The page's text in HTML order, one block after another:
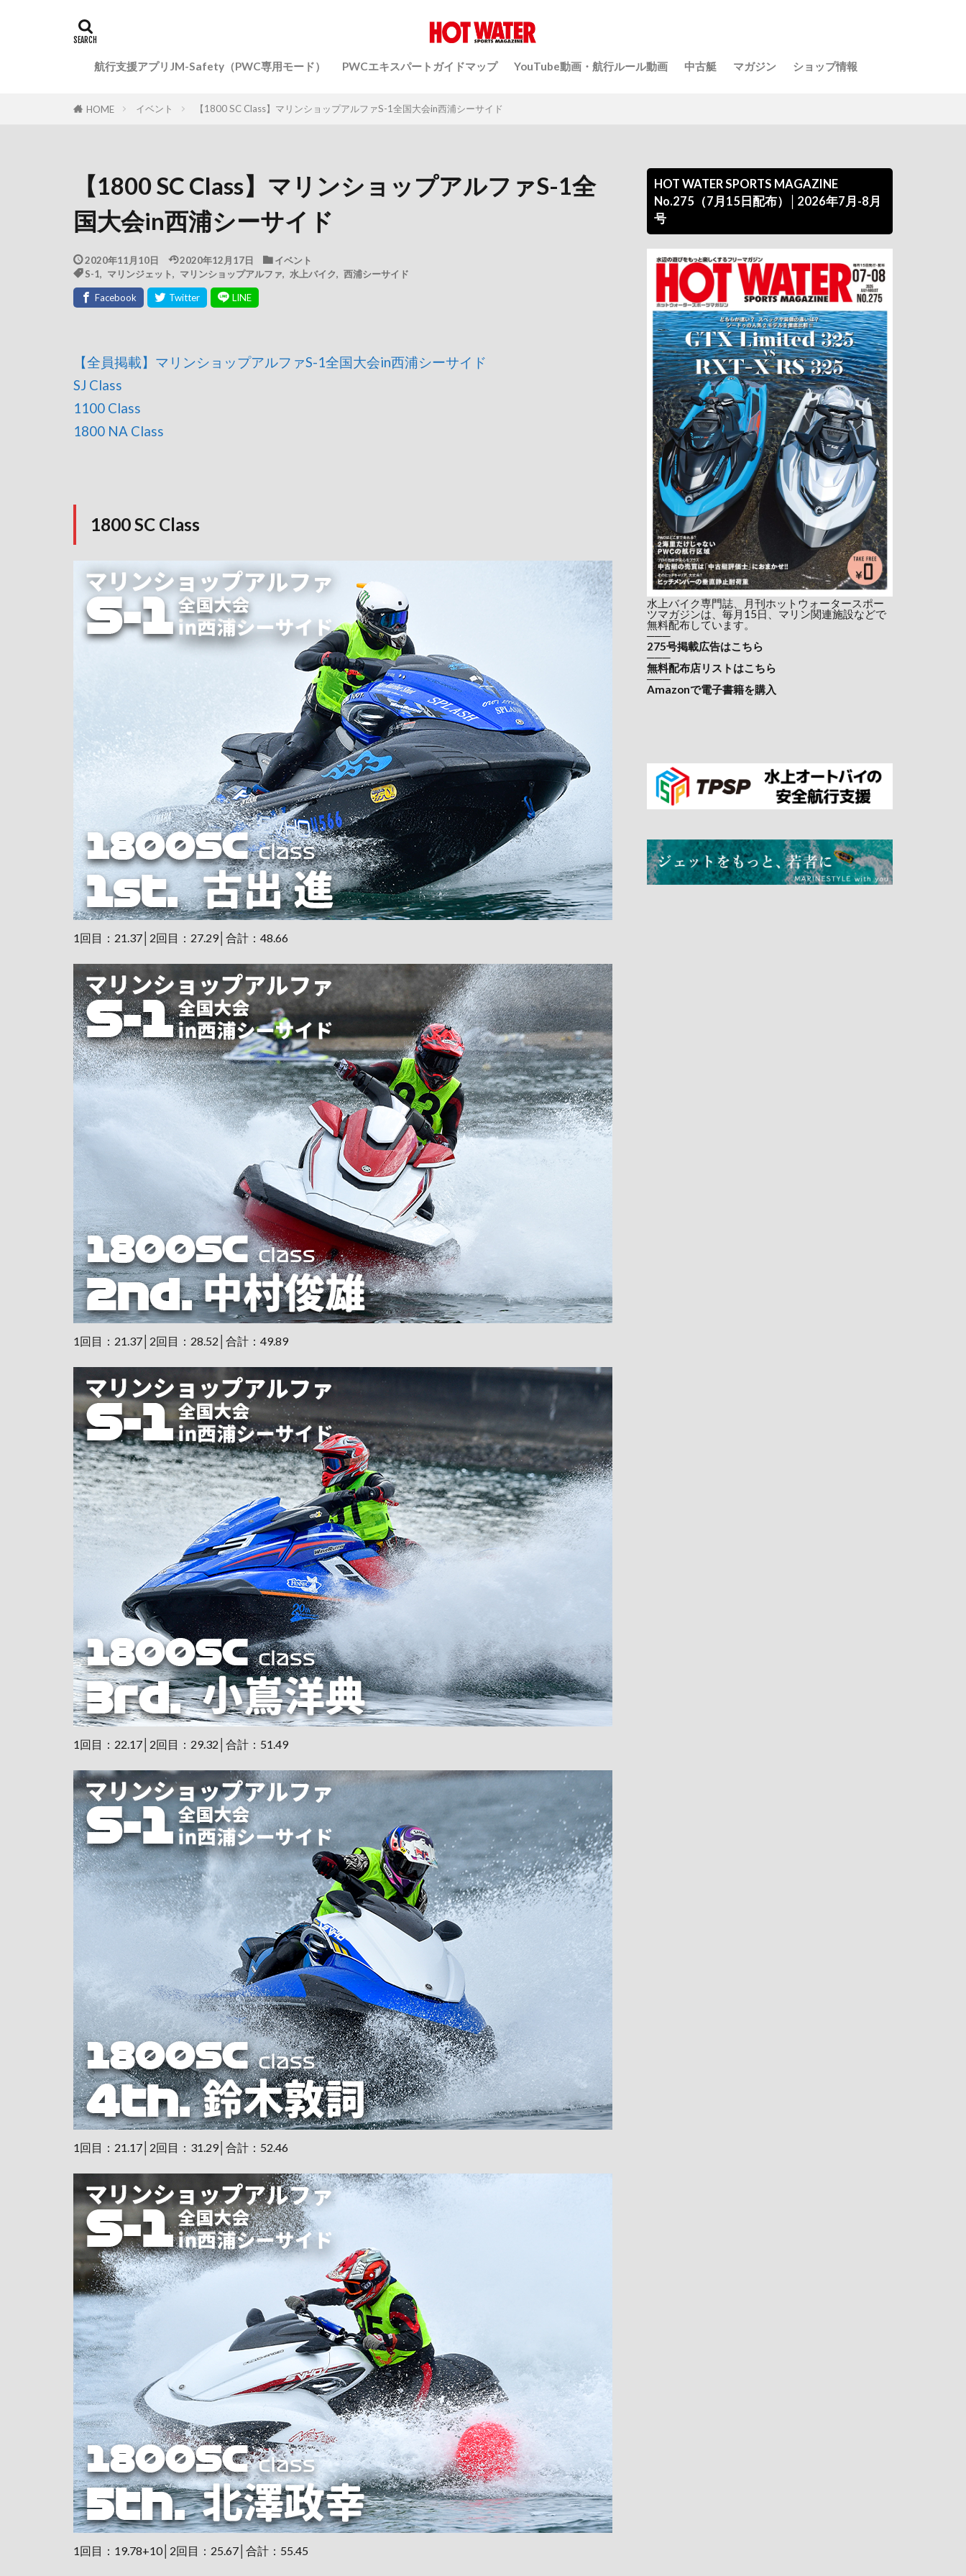
航行支援アプリJM-Safety（PWC専用モード） PWCエキスパートガイドマップ YouTube動画・航行ルール動画 中古艇 マガジン ショップ情報
HOME イベント 【1800 SC Class】マリンショップアルファS-1全国大会in西浦シーサイド
【1800 SC Class】マリンショップアルファS-1全
国大会in西浦シーサイド
2020年11月10日 2020年12月17日
イベント
S-1
マリンジェット マリンショップアルファ 水上バイク 西浦シーサイド
【全員掲載】マリンショップアルファS-1全国大会in西浦シーサイド
SJ Class
1100 Class
1800 NA Class
1800 SC Class
1回目：21.37│2回目：27.29│合計：48.66
1回目：21.37│2回目：28.52│合計：49.89
1回目：22.17│2回目：29.32│合計：51.49
1回目：21.17│2回目：31.29│合計：52.46
1回目：19.78+10│2回目：25.67│合計：55.45
HOT WATER SPORTS MAGAZINE
No.275（7月15日配布）│2026年7月-8月
号
水上バイク専門誌、月刊ホットウォータースポー
ツマガジンは、毎月15日、マリン関連施設などで
無料配布しています。
───
275号掲載広告はこちら
───
無料配布店リストはこちら
───
Amazonで電子書籍を購入